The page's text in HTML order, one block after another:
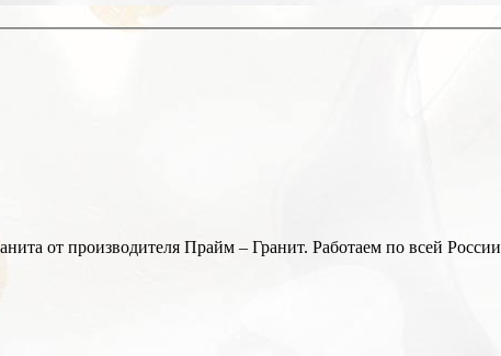
от производителя Прайм – Гранит. Работаем по всей России